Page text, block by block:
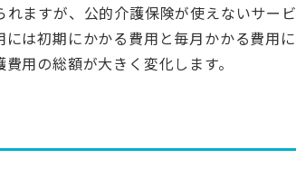
ますが、公的介護保険が使えないサービ
は初期にかかる費用と毎月かかる費用に
用の総額が大きく変化します。